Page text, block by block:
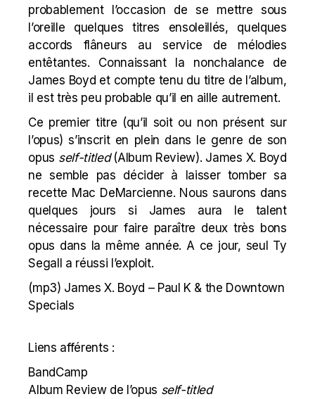
probablement l’occasion de se mettre sous
l’oreille quelques titres ensoleillés, quelques
accords flâneurs au service de mélodies
entêtantes. Connaissant la nonchalance de
James Boyd et compte tenu du titre de l’album,
il est très peu probable qu’il en aille autrement.
Ce premier titre (qu’il soit ou non présent sur
l’opus) s’inscrit en plein dans le genre de son
opus self-titled(Album Review). James X. Boyd
ne semble pas décider à laisser tomber sa
recette Mac DeMarcienne. Nous saurons dans
quelques jours si James aura le talent
nécessaire pour faire paraître deux très bons
opus dans la même année. A ce jour, seul Ty
Segall a réussi l’exploit.
(mp3) James X. Boyd – Paul K & the Downtown
Specials
Liens afférents :
BandCamp
Album Review de l’opus self-titled